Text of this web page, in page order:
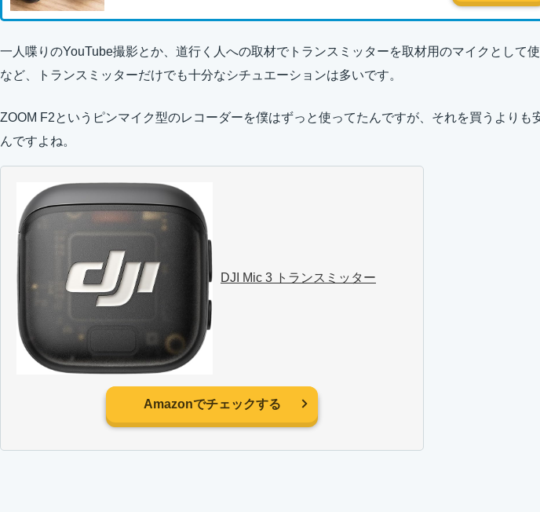
一人喋りのYouTube撮影とか、道行く人への取材でトランスミッターを取材用のマイクとして使
など、トランスミッターだけでも十分なシチュエーションは多いです。
ZOOM F2というピンマイク型のレコーダーを僕はずっと使ってたんですが、それを買うよりも
んですよね。
DJI Mic 3 トランスミッター
Amazonでチェックする